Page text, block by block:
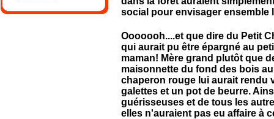
social pour envisager
Ooooooh....et que dire du Petit
qui aurait pu être épargné au
maman! Mère grand plutôt que
maisonnette du fond des bois
chaperon rouge lui aurait rendu
galettes et un pot de beurre.
guérisseuses et de tous les
elles n'auraient pas eu affaire à